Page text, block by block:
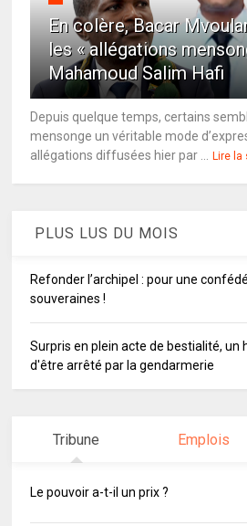
En colère, Bacar
les « allégations
Mahamoud Salim Hafi
Depuis quelque temps, certains
mensonge un véritable mode
allégations diffusées hier par ... Lire la
PLUS LUS DU MOIS
Refonder l’archipel : pour une
souveraines !
Surpris en plein acte de bestialité, un
d'être arrêté par la gendarmerie
Tribune Emplois
Le pouvoir a-t-il un prix ?